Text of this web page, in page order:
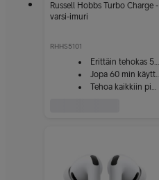
Russell Hobbs Turbo Charge -
varsi-imuri
RHHS5101
Erittäin tehokas 550 W moottori
Jopa 60 min käyttöaikaa
Tehoa kaikkiin pintoihin